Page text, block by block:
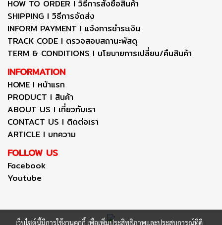
HOW TO ORDER I วิธีการสั่งซื้อสินค้า
SHIPPING I วิธีการจัดส่ง
INFORM PAYMENT I แจ้งการชำระเงิน
TRACK CODE I ตรวจสอบสถานะพัสดุ
TERM & CONDITIONS I นโยบายการเปลี่ยน/คืนสินค้า
INFORMATION
HOME I หน้าแรก
PRODUCT I สินค้า
ABOUT US I เกี่ยวกับเรา
CONTACT US I ติดต่อเรา
ARTICLE I บทความ
FOLLOW US
Facebook
Youtube
เว็บไซต์นี้มีการใช้งานคุกกี้ เพื่อเพิ่มประสิทธิภาพและประสบการณ์ที่ดี